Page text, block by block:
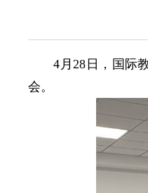
4月28日，国际
会。